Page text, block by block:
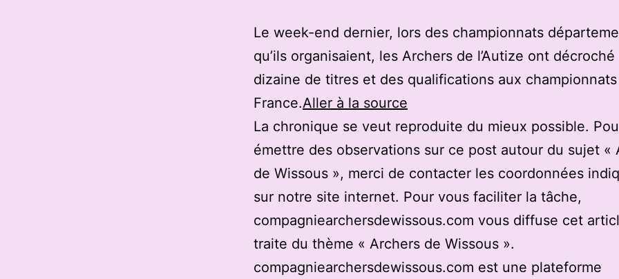
Le week-end dernier, lors des championnats
qu’ils organisaient, les Archers de l’Autize ont décroché
dizaine de titres et des qualifications aux
France.Aller à la source
La chronique se veut reproduite du mieux possible.
émettre des observations sur ce post autour du sujet «
de Wissous », merci de contacter les coordonnées
sur notre site internet. Pour vous faciliter la tâche,
compagniearchersdewissous.com vous diffuse cet
traite du thème « Archers de Wissous ».
compagniearchersdewissous.com est une plateforme